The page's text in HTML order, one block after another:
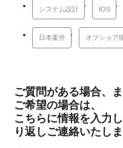
システム設計 IOS
日本案件 オフショア
ご質問がある場合、
ご希望の場合は、
こちらに情報を入力
り返しご連絡いたしま